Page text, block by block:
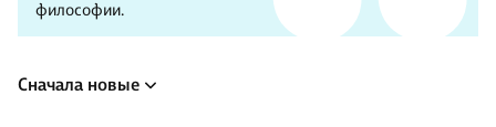
философии.
Сначала новые